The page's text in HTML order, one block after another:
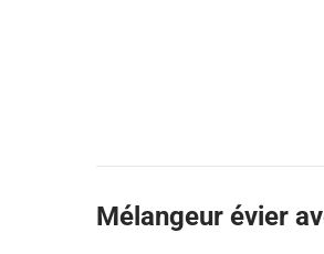
Mélangeur évier